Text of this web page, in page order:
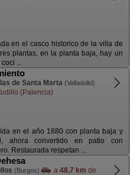
en el casco historico de la villa de
plantas, en la planta baja, hay un
...
de Santa Marta (Valladolid)
(Palencia)
en el año 1880 con planta baja y
ahora convertido en patio con
Restaurada respetan ...
(Burgos) a 48,7 km de